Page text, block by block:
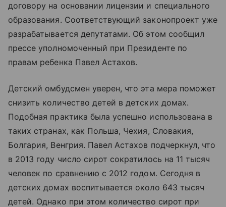
договору на основании лицензии и специального
образования. Соответствующий законопроект уже
разрабатывается депутатами. Об этом сообщил
прессе уполномоченный при Президенте по
правам ребенка Павел Астахов.
Детский омбудсмен уверен, что эта мера поможет
снизить количество детей в детских домах.
Подобная практика была успешно использована в
таких странах, как Польша, Чехия, Словакия,
Болгария, Венгрия. Павел Астахов подчеркнул, что
в 2013 году число сирот сократилось на 11 тысяч
человек по сравнению с 2012 годом. Сегодня в
детских домах воспитывается около 643 тысяч
детей. Однако при этом количество сирот при